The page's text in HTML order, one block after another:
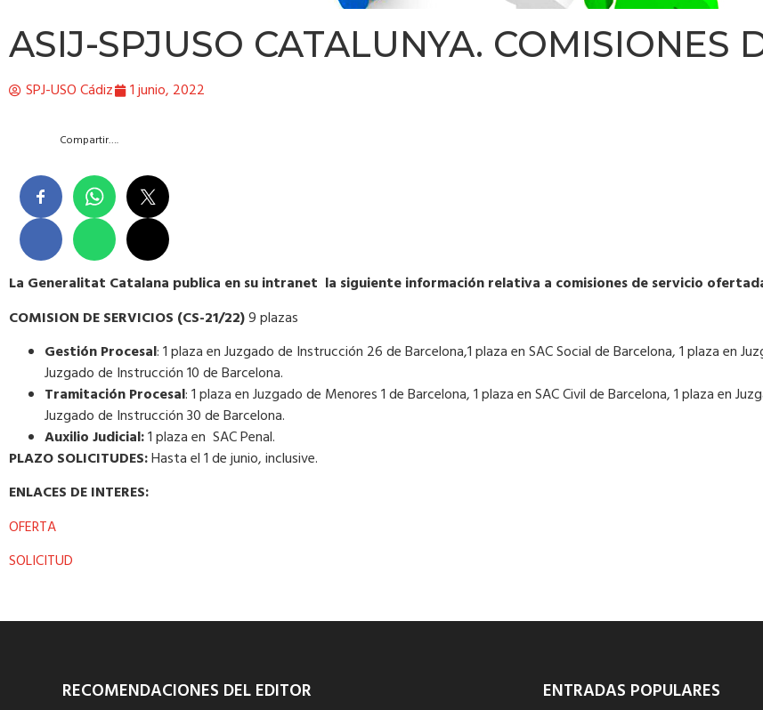
ASIJ-SPJUSO CATALUNYA. COMISIONES
SPJ-USO Cádiz 1 junio, 2022
Compartir….
La Generalitat Catalana publica en su intranet la siguiente información relativa a comisiones de servicio
COMISION DE SERVICIOS (CS-21/22)9 plazas
Gestión Procesal: 1 plaza en Juzgado de Instrucción 26 de Barcelona,1 plaza en SAC Social de Barcelona, 1 plaza en
Juzgado de Instrucción 10 de Barcelona.
Tramitación Procesal: 1 plaza en Juzgado de Menores 1 de Barcelona, 1 plaza en SAC Civil de Barcelona, 1 plaza en
Juzgado de Instrucción 30 de Barcelona.
Auxilio Judicial:1 plaza en SAC Penal.
PLAZO SOLICITUDES:Hasta el 1 de junio, inclusive.
ENLACES DE INTERES:
OFERTA
SOLICITUD
RECOMENDACIONES DEL EDITOR ENTRADAS POPULARES